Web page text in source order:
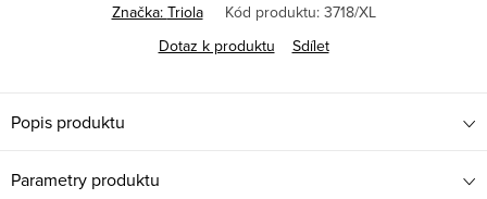
Značka: Triola Kód produktu: 3718/XL
Dotaz k produktu
Sdílet
Popis produktu
Parametry produktu